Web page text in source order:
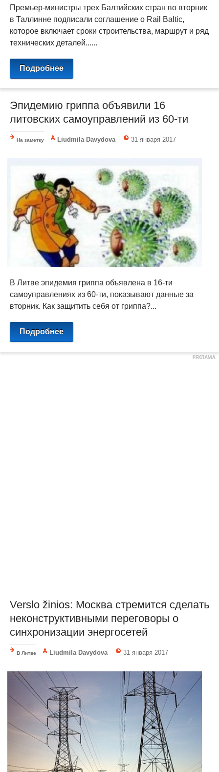
Премьер-министры трех Балтийских стран во вторник
в Таллинне подписали соглашение о Rail Baltic,
которое включает сроки строительства, маршрут и ряд
технических деталей......
Подробнее
Эпидемию гриппа объявили 16
литовских самоуправлений из 60-ти
На заметку Liudmila Davydova 31 января 2017
В Литве эпидемия гриппа объявлена в 16-ти
самоуправлениях из 60-ти, показывают данные за
вторник. Как защитить себя от гриппа?...
Подробнее
Verslo žinios: Москва стремится сделать
неконструктивными переговоры о
синхронизации энергосетей
В Литве Liudmila Davydova 31 января 2017